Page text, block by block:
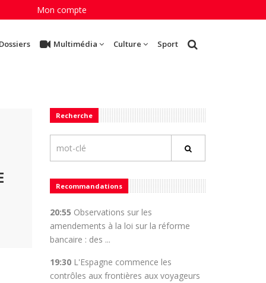
Mon compte
Multimédia Culture Sport
Recherche
Recommandations
20:55 Observations sur les
amendements à la loi sur la réforme
bancaire : des ...
19:30L'Espagne commence les
contrôles aux frontières aux voyageurs